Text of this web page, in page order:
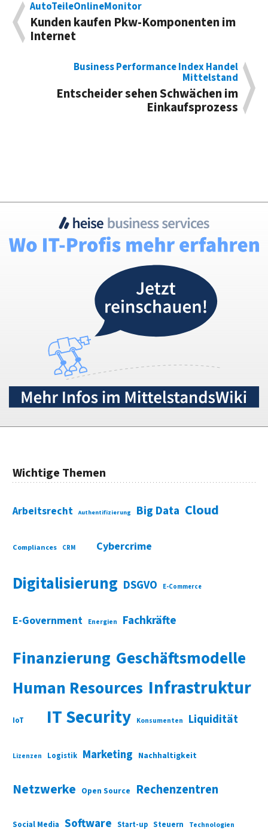
AutoTeileOnlineMonitor
Kunden kaufen Pkw-Komponenten im
Internet
Business Performance Index Handel
Mittelstand
Entscheider sehen Schwächen im
Einkaufsprozess
Wichtige Themen
Arbeitsrecht Authentifizierung Big Data Cloud
Compliances CRM Cybercrime
Digitalisierung DSGVO E-Commerce
E-Government Energien Fachkräfte
Finanzierung Geschäftsmodelle
Human Resources Infrastruktur
IoT IT Security Konsumenten Liquidität
Lizenzen Logistik Marketing Nachhaltigkeit
Netzwerke Open Source Rechenzentren
Social Media Software Start-up Steuern Technologien